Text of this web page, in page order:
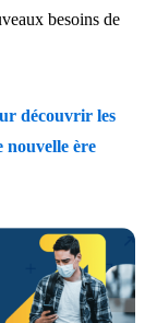
besoins de
découvrir les
nouvelle ère